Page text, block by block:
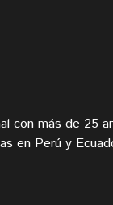
con más de 25
en Perú y